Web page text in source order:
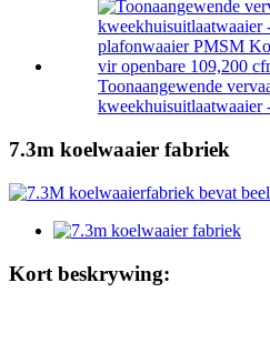
Toonaangewende
kweekhuisuitlaatwaaier
7.3m koelwaaier fabriek
Kort beskrywing: